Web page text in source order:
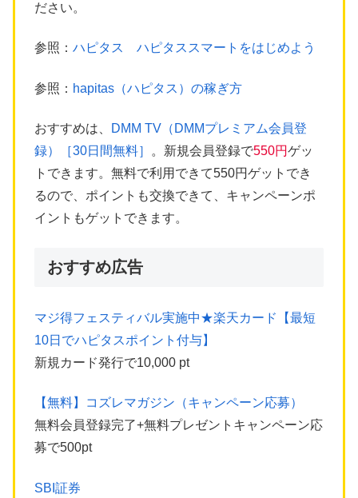
ださい。
参照： ハピタス ハピタススマートをはじめよう
参照： hapitas（ハピタス）の稼ぎ方
おすすめは、
DMM TV（DMMプレミアム会員登
録）［30日間無料］
。新規会員登録で550円ゲッ
トできます。無料で利用できて550円ゲットでき
るので、ポイントも交換できて、キャンペーンポ
イントもゲットできます。
おすすめ広告
マジ得フェスティバル実施中★楽天カード【最短
10日でハピタスポイント付与】
新規カード発行で10,000 pt
【無料】コズレマガジン（キャンペーン応募）
無料会員登録完了+無料プレゼントキャンペーン応
募で500pt
SBI証券